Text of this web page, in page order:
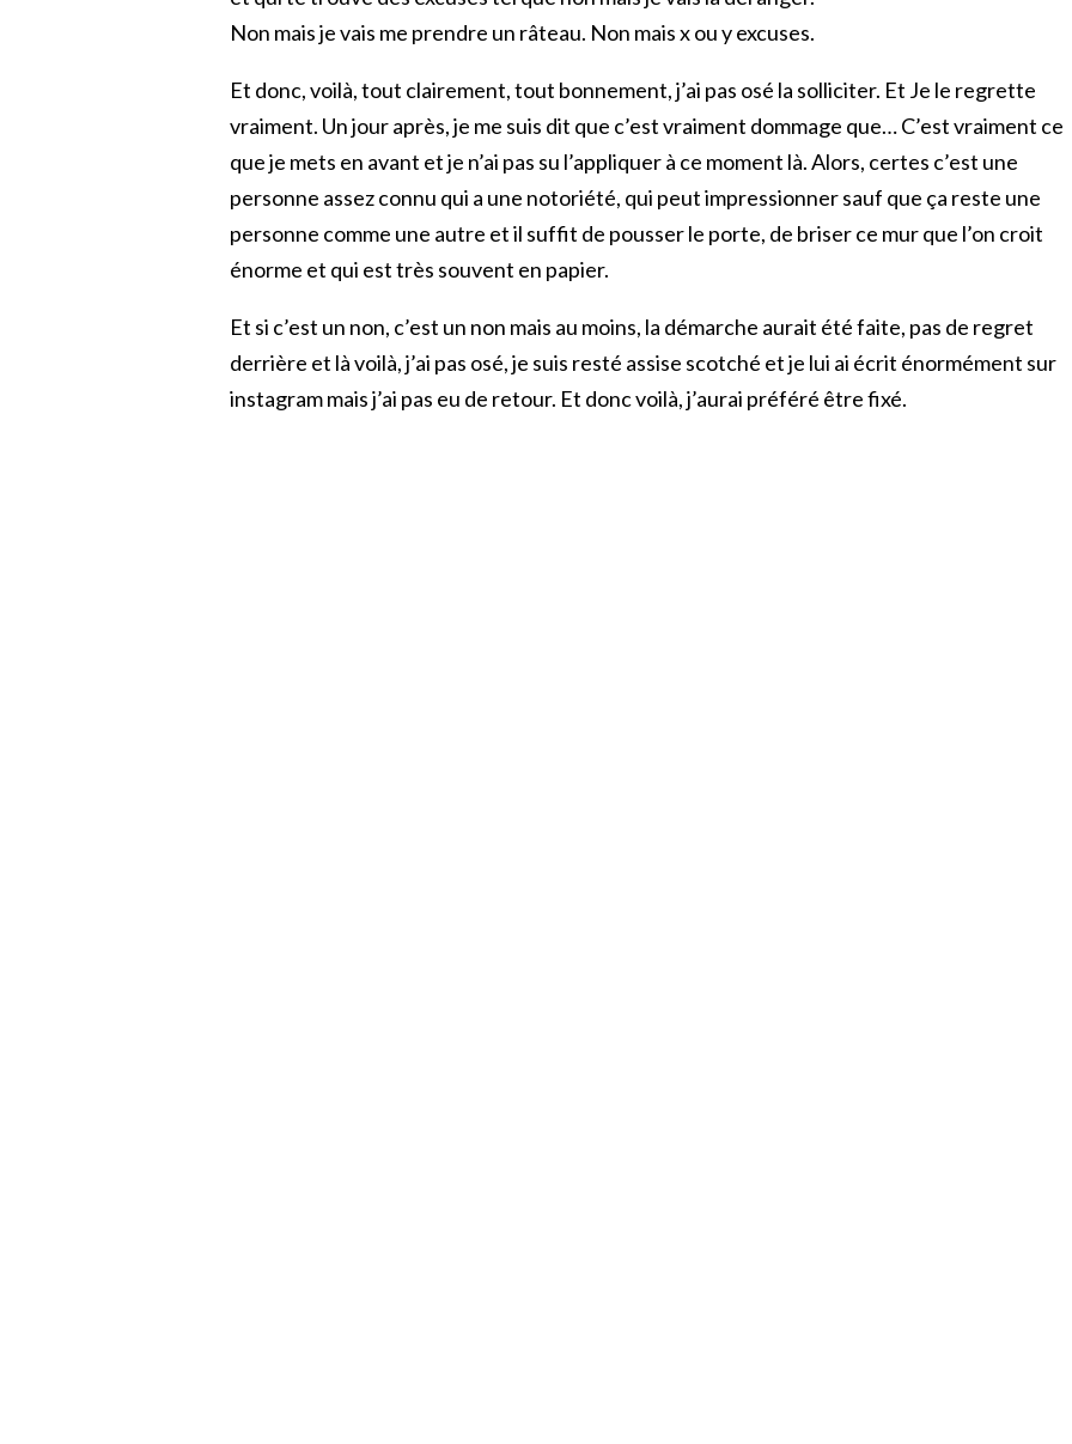
Non mais je vais me prendre un râteau. Non mais x ou y excuses.
Et donc, voilà, tout clairement, tout bonnement, j’ai pas osé la solliciter. Et Je le regrette
vraiment. Un jour après, je me suis dit que c’est vraiment dommage que… C’est vraiment ce
que je mets en avant et je n’ai pas su l’appliquer à ce moment là. Alors, certes c’est une
personne assez connu qui a une notoriété, qui peut impressionner sauf que ça reste une
personne comme une autre et il suffit de pousser le porte, de briser ce mur que l’on croit
énorme et qui est très souvent en papier.
Et si c’est un non, c’est un non mais au moins, la démarche aurait été faite, pas de regret
derrière et là voilà, j’ai pas osé, je suis resté assise scotché et je lui ai écrit énormément sur
instagram mais j’ai pas eu de retour. Et donc voilà, j’aurai préféré être fixé.